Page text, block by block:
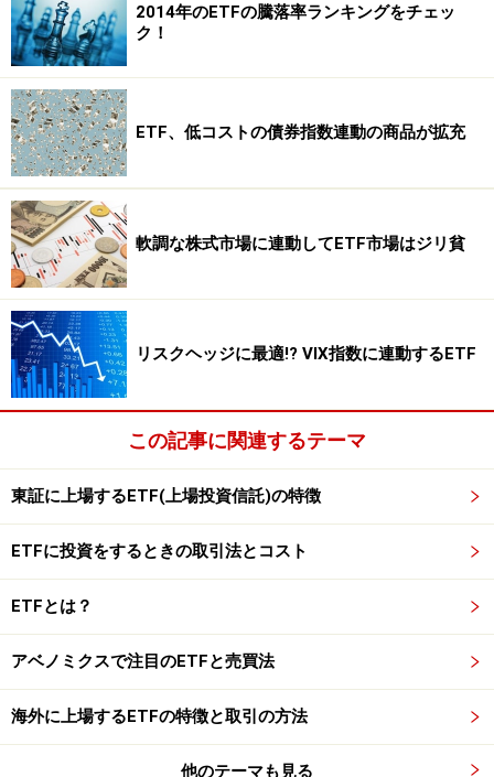
2014年のETFの騰落率ランキングをチェッ
ク！
ETF、低コストの債券指数連動の商品が拡充
軟調な株式市場に連動してETF市場はジリ貧
リスクヘッジに最適!? VIX指数に連動するETF
この記事に関連するテーマ
東証に上場するETF(上場投資信託)の特徴
ETFに投資をするときの取引法とコスト
ETFとは？
アベノミクスで注目のETFと売買法
海外に上場するETFの特徴と取引の方法
他のテーマも見る